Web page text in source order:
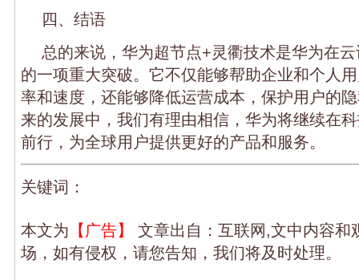
四、结语
总的来说，华为超节点+灵衢技术是华为在
的一项重大突破。它不仅能够帮助企业和个人
率和速度，还能够降低运营成本，保护用户的
来的发展中，我们有理由相信，华为将继续在
前行，为全球用户提供更好的产品和服务。
关键词：
本文为 【广告】
文章出自：互联网,文中内容和
场，如有侵权，请您告知，我们将及时处理。